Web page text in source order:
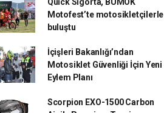
Motofest’te motosikletçilerle
buluştu
İçişleri Bakanlığı’ndan
Motosiklet Güvenliği İçin Yeni
Eylem Planı
Scorpion EXO-1500 Carbon